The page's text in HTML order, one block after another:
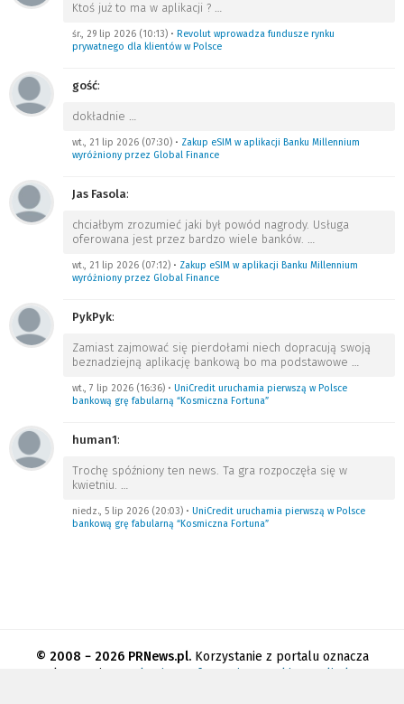
Ktoś już to ma w aplikacji ? …
śr., 29 lip 2026 (10:13) • Revolut wprowadza fundusze rynku
prywatnego dla klientów w Polsce
gość:
dokładnie …
wt., 21 lip 2026 (07:30) • Zakup eSIM w aplikacji Banku Millennium
wyróżniony przez Global Finance
Jas Fasola:
chciałbym zrozumieć jaki był powód nagrody. Usługa
oferowana jest przez bardzo wiele banków. …
wt., 21 lip 2026 (07:12) • Zakup eSIM w aplikacji Banku Millennium
wyróżniony przez Global Finance
PykPyk:
Zamiast zajmować się pierdołami niech dopracują swoją
beznadziejną aplikację bankową bo ma podstawowe …
wt., 7 lip 2026 (16:36) • UniCredit uruchamia pierwszą w Polsce
bankową grę fabularną “Kosmiczna Fortuna”
human1:
Trochę spóźniony ten news. Ta gra rozpoczęła się w
kwietniu. …
niedz., 5 lip 2026 (20:03) • UniCredit uruchamia pierwszą w Polsce
bankową grę fabularną “Kosmiczna Fortuna”
© 2008 − 2026 PRNews.pl.Korzystanie z portalu oznacza
akceptację
regulaminu Informacja o cookies
Polityka